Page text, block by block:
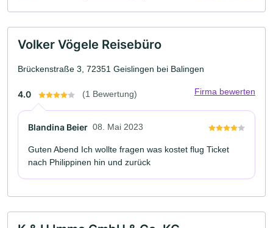
Volker Vögele Reisebüro
Brückenstraße 3, 72351 Geislingen bei Balingen
4.0 (1 Bewertung) Firma bewerten
Blandina Beier 08. Mai 2023
Guten Abend Ich wollte fragen was kostet flug Ticket
nach Philippinen hin und zurück